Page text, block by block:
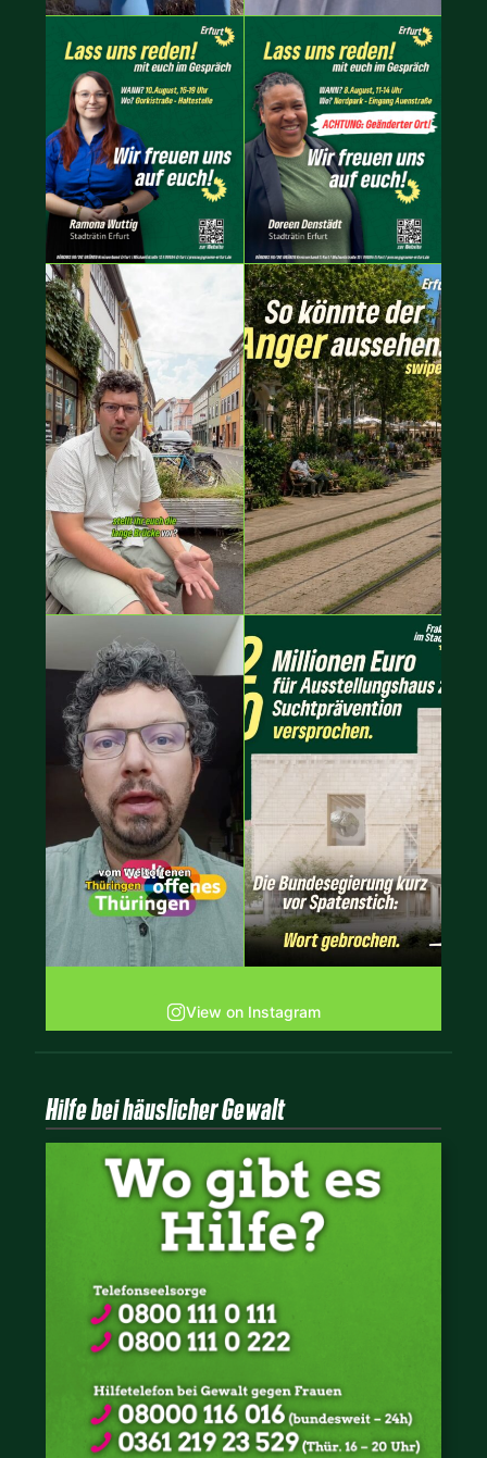
View on Instagram
Hilfe bei häuslicher Gewalt